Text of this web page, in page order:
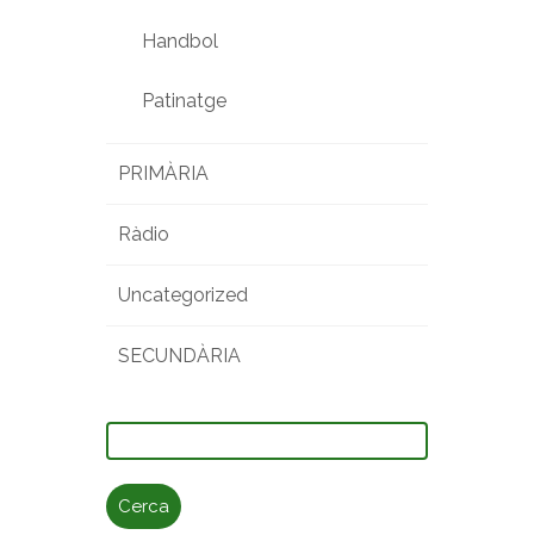
Handbol
Patinatge
PRIMÀRIA
Ràdio
Uncategorized
SECUNDÀRIA